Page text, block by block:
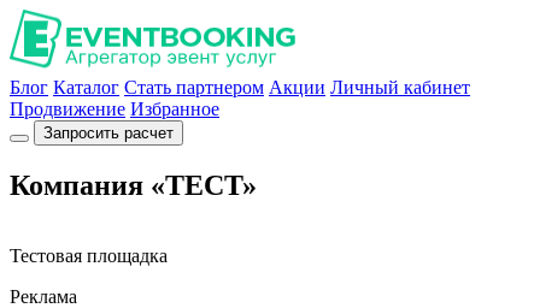
Блог Каталог Стать партнером Акции Личный кабинет
Продвижение Избранное
Запросить расчет
Компания «ТЕСТ»
Тестовая площадка
Реклама